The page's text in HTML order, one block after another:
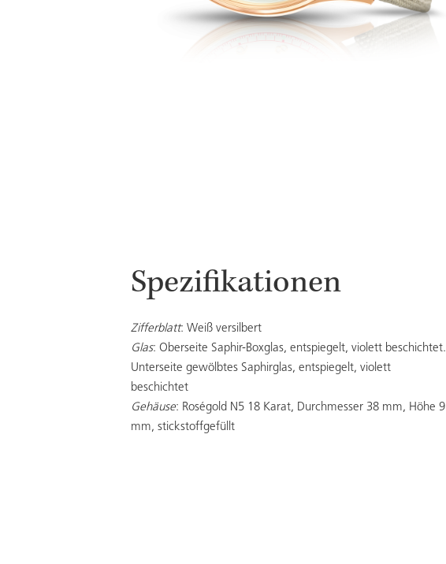
Spezifikationen
Zifferblatt: Weiß versilbert
Glas: Oberseite Saphir-Boxglas, entspiegelt, violett beschichtet.
Unterseite gewölbtes Saphirglas, entspiegelt, violett
beschichtet
Gehäuse: Roségold N5 18 Karat, Durchmesser 38 mm, Höhe 9
mm, stickstoffgefüllt